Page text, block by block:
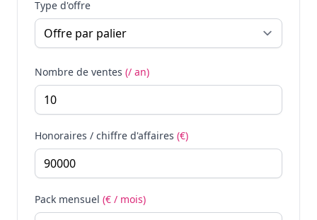
Type d'offre
Nombre de ventes (/ an)
Honoraires / chiffre d'affaires (€)
Pack mensuel (€ / mois)